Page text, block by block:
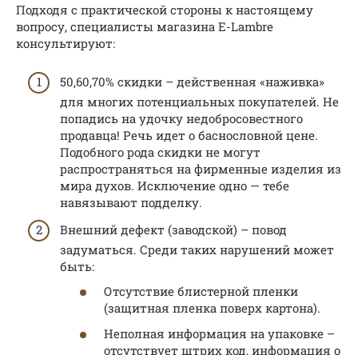
Подходя с практической стороны к настоящему
вопросу, специалисты магазина E-Lambre
консультируют:
50,60,70% скидки – действенная «наживка»
для многих потенциальных покупателей. Не
попадись на удочку недобросовестного
продавца! Речь идет о баснословной цене.
Подобного рода скидки не могут
распространяться на фирменные изделия из
мира духов. Исключение одно — тебе
навязывают подделку.
Внешний дефект (заводской) – повод
задуматься. Среди таких нарушений может
быть:
Отсутствие блистерной пленки
(защитная пленка поверх картона).
Неполная информация на упаковке –
отсутствует штрих код, информация о